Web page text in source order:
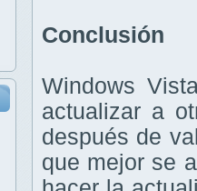
Conclusión
Windows
actualizar a
después de
que mejor se